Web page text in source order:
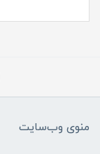
منوی وب‌سایت